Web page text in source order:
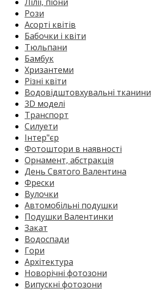
Рози
Асорті квітів
Бабочки і квіти
Тюльпани
Бамбук
Хризантеми
Різні квіти
Водовідштовхувальні тканини
3D моделі
Транспорт
Силуети
Інтер"єр
Фотоштори в наявності
Орнамент, абстракція
День Святого Валентина
Фрески
Вулочки
Автомобільні подушки
Подушки Валентинки
Закат
Водоспади
Гори
Архітектура
Новорічні фотозони
Випускні фотозони